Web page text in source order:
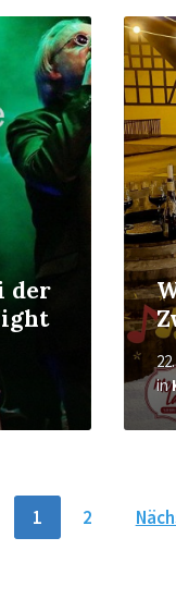
der
in
Mehr
1 2